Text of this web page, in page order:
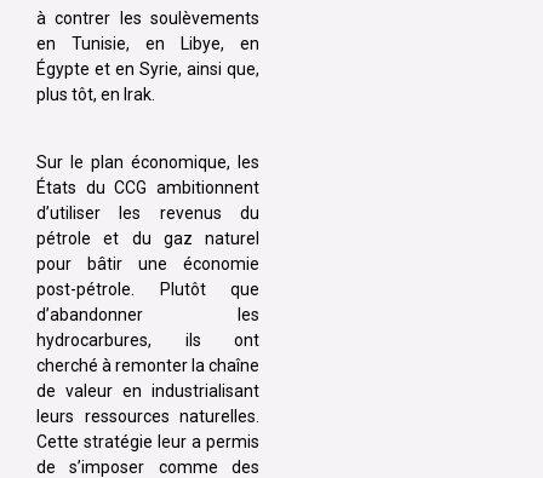
à contrer les soulèvements
en Tunisie, en Libye, en
Égypte et en Syrie, ainsi que,
plus tôt, en Irak.
Sur le plan économique, les
États du CCG ambitionnent
d’utiliser les revenus du
pétrole et du gaz naturel
pour bâtir une économie
post-pétrole. Plutôt que
d’abandonner les
hydrocarbures, ils ont
cherché à remonter la chaîne
de valeur en industrialisant
leurs ressources naturelles.
Cette stratégie leur a permis
de s’imposer comme des